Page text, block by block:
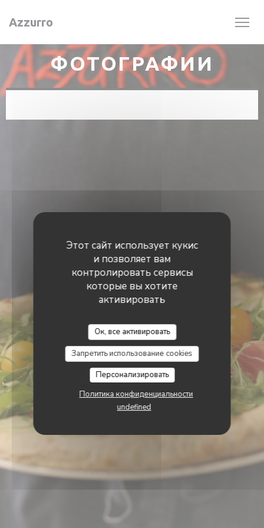
Этот сайт использует кукис
и позволяет вам
контролировать сервисы
которые вы хотите
активировать
Ок, все активировать
Запретить использование cookies
Персонализировать
Политика конфиденциальности
undefined
Azzurro
ФОТОГРАФИИ
Azzurro